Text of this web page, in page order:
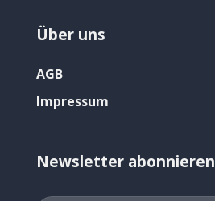
Über uns
AGB
Impressum
Newsletter abonnieren